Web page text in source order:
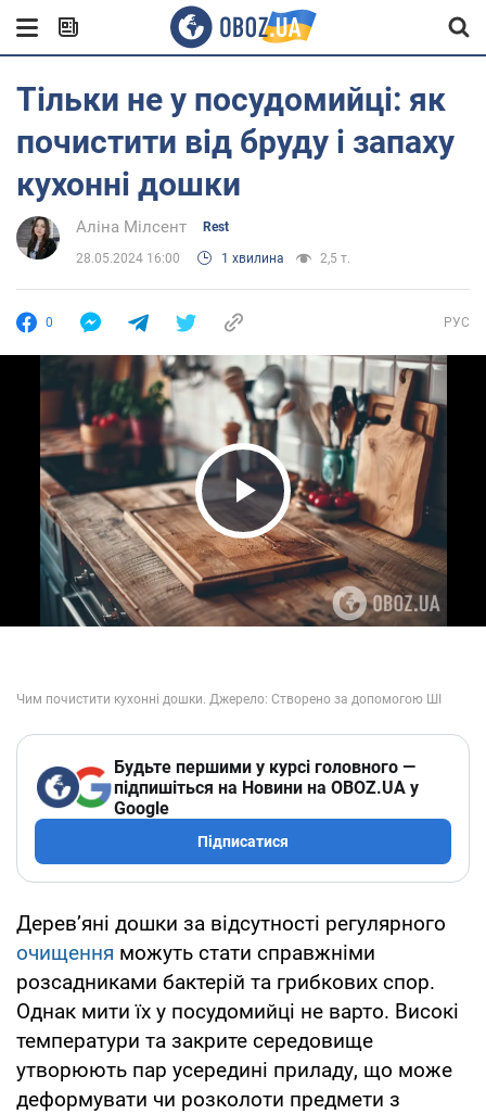
Тільки не у посудомийці: як
почистити від бруду і запаху
кухонні дошки
Аліна Мілсент Rest
28.05.2024 16:00 1 хвилина 2,5 т.
0 РУС
Play Video
Будьте першими у курсі головного —
підпишіться на Новини на OBOZ.UA у
Google
Підписатися
Дерев’яні дошки за відсутності регулярного
очищення можуть стати справжніми
розсадниками бактерій та грибкових спор.
Однак мити їх у посудомийці не варто. Високі
температури та закрите середовище
утворюють пар усередині приладу, що може
деформувати чи розколоти предмети з